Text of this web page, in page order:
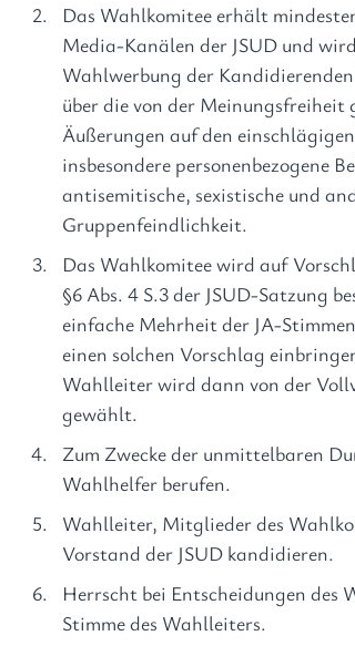
Das Wahlkomitee erhält
Media-Kanälen der JSUD und
Wahlwerbung der
über die von der
Äußerungen auf den
insbesondere personenbezogene
antisemitische, sexistische und
Gruppenfeindlichkeit.
Das Wahlkomitee wird auf
§6 Abs. 4 S.3 der JSUD-Satzung
einfache Mehrheit der JA-
einen solchen Vorschlag
Wahlleiter wird dann von der
gewählt.
Zum Zwecke der unmittelbaren
Wahlhelfer berufen.
Wahlleiter, Mitglieder des
Vorstand der JSUD kandidieren.
Herrscht bei Entscheidungen
Stimme des Wahlleiters.